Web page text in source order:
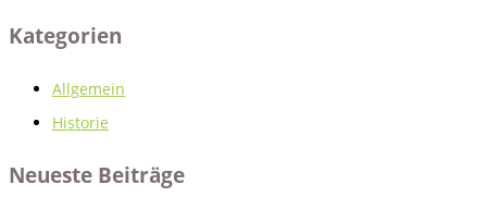
h
a
Kategorien
Allgemein
Historie
Neueste Beiträge